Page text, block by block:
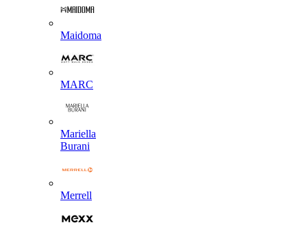
Maidoma
MARC
Mariella
Burani
Merrell